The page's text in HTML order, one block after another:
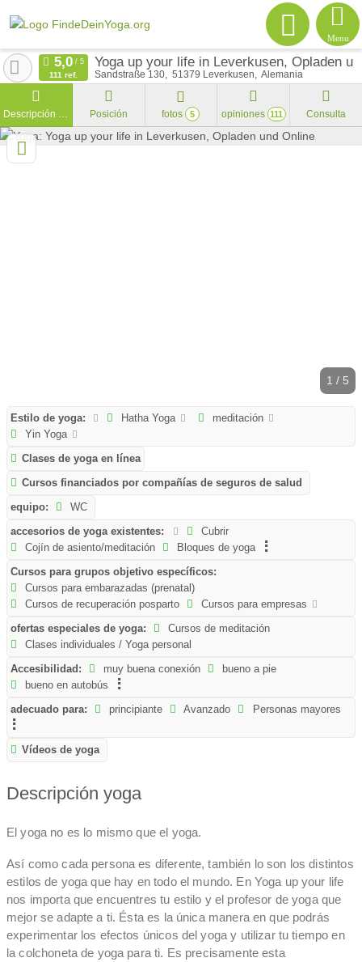
Menu
Yoga up your life in Leverkusen, Opladen
Sandstraße 130 51379 Leverkusen Alemania
111 ref.
Descripción general Posición fotos 5 opiniones 111 Consulta
1 / 5
Estilo de yoga: Hatha Yoga
meditación
Yin Yoga
Clases de yoga en línea
Cursos financiados por compañías de seguros de salud
equipo:
WC
accesorios de yoga existentes:
Cubrir
Cojín de asiento/meditación
Bloques de yoga
Cursos para grupos objetivo específicos:
Cursos para embarazadas (prenatal)
Cursos de recuperación posparto
Cursos para empresas
ofertas especiales de yoga:
Cursos de meditación
Clases individuales / Yoga personal
Accesibilidad:
muy buena conexión
bueno a pie
bueno en autobús
adecuado para:
principiante Avanzado Personas mayores
Vídeos de yoga
Descripción yoga
El yoga no es lo mismo que el yoga.
Así como cada persona es diferente, también lo son los distintos
estilos de yoga que hay en todo el mundo. En Yoga up your life
nos importa que encuentres tu estilo y el profesor de yoga que
mejor se adapte a ti. Ésta es la única manera en que podrás
experimentar los efectos únicos del yoga y utilizar tu tiempo en
la colchoneta de yoga para ti. Es precisamente esta